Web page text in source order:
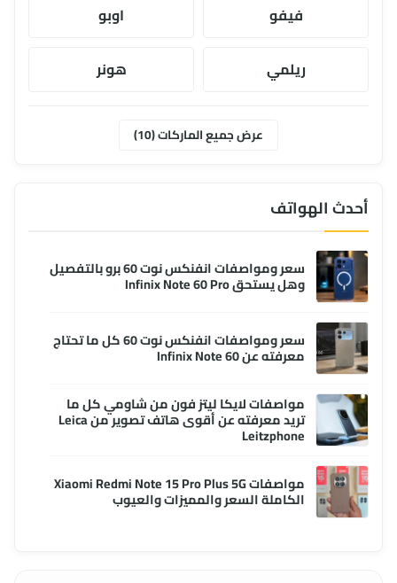
فيفو اوبو
ريلمي
هونر
عرض جميع الماركات (10)
أحدث الهواتف
سعر ومواصفات انفنكس نوت 60 برو بالتفصيل
وهل يستحق Infinix Note 60 Pro
سعر ومواصفات انفنكس نوت 60 كل ما تحتاج
معرفته عن Infinix Note 60
مواصفات لايكا ليتز فون من شاومي كل ما
تريد معرفته عن أقوى هاتف تصوير من Leica
Leitzphone
مواصفات Xiaomi Redmi Note 15 Pro Plus 5G
الكاملة السعر والمميزات والعيوب